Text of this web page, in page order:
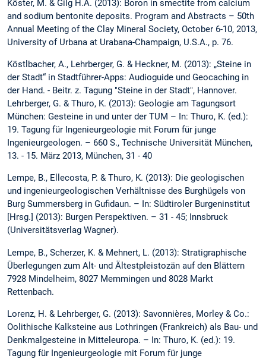
Köster, M. & Gilg H.A. (2013): Boron in smectite from calcium
and sodium bentonite deposits. Program and Abstracts – 50th
Annual Meeting of the Clay Mineral Society, October 6-10, 2013,
University of Urbana at Urabana-Champaign, U.S.A., p. 76.
Köstlbacher, A., Lehrberger, G. & Heckner, M. (2013): „Steine in
der Stadt“ in Stadtführer-Apps: Audioguide und Geocaching in
der Hand. - Beitr. z. Tagung "Steine in der Stadt", Hannover.
Lehrberger, G. & Thuro, K. (2013): Geologie am Tagungsort
München: Gesteine in und unter der TUM – In: Thuro, K. (ed.):
19. Tagung für Ingenieurgeologie mit Forum für junge
Ingenieurgeologen. – 660 S., Technische Universität München,
13. - 15. März 2013, München, 31 - 40
Lempe, B., Ellecosta, P. & Thuro, K. (2013): Die geologischen
und ingenieurgeologischen Verhältnisse des Burghügels von
Burg Summersberg in Gufidaun. – In: Südtiroler Burgeninstitut
[Hrsg.] (2013): Burgen Perspektiven. – 31 - 45; Innsbruck
(Universitätsverlag Wagner).
Lempe, B., Scherzer, K. & Mehnert, L. (2013): Stratigraphische
Überlegungen zum Alt- und Ältestpleistozän auf den Blättern
7928 Mindelheim, 8027 Memmingen und 8028 Markt
Rettenbach.
Lorenz, H. & Lehrberger, G. (2013): Savonnières, Morley & Co.:
Oolithische Kalksteine aus Lothringen (Frankreich) als Bau- und
Denkmalgesteine in Mitteleuropa. – In: Thuro, K. (ed.): 19.
Tagung für Ingenieurgeologie mit Forum für junge